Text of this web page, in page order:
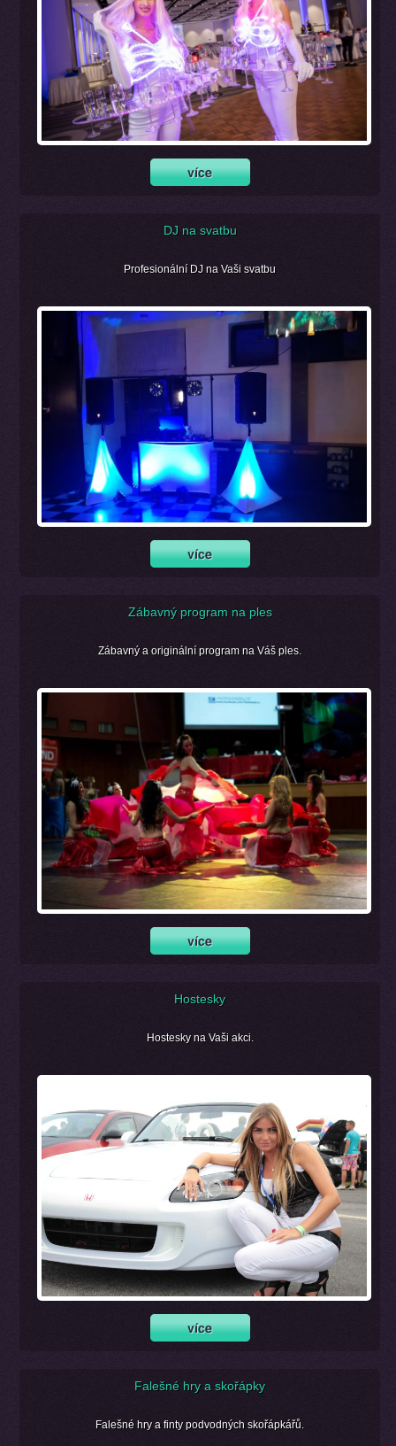
DJ na svatbu
Profesionální DJ na Vaši svatbu
Zábavný program na ples
Zábavný a originální program na Váš ples.
Hostesky
Hostesky na Vaši akci.
Falešné hry a skořápky
Falešné hry a finty podvodných skořápkářů.